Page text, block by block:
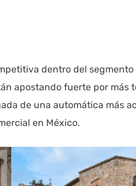
dentro del segmento
apostando fuerte por más
de una automática más
en México.